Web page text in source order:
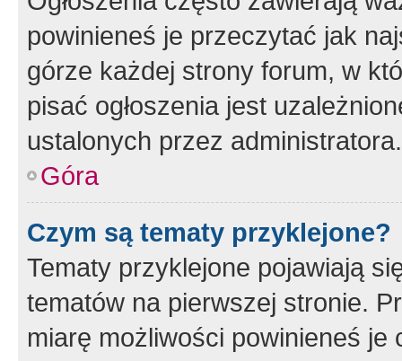
powinieneś je przeczytać jak
górze każdej strony forum, w
pisać ogłoszenia jest
ustalonych przez administratora.
Góra
Czym są tematy przyklejone?
Tematy przyklejone pojawiają
tematów na pierwszej stronie.
miarę możliwości powinieneś je